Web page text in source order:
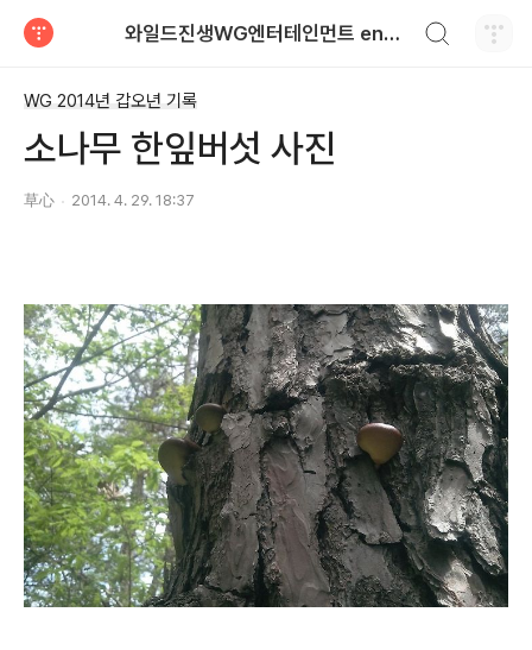
와일드진생WG엔터테인먼트 entertainment
WG 2014년 갑오년 기록
소나무 한잎버섯 사진
草心 2014. 4. 29. 18:37